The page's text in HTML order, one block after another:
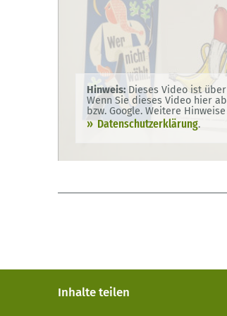
Hinweis: Dieses Video ist
Wenn Sie dieses Video hier
bzw. Google. Weitere
Datenschutzerklärung.
Inhalte teilen